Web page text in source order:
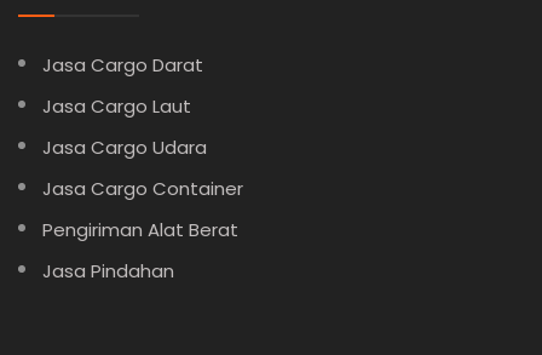
Jasa Cargo Darat
Jasa Cargo Laut
Jasa Cargo Udara
Jasa Cargo Container
Pengiriman Alat Berat
Jasa Pindahan